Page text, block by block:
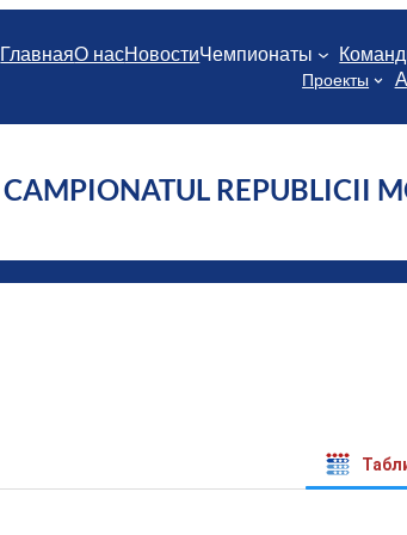
ГлавнаяО насНовостиЧемпионаты
Проекты
CAMPIONATUL REPUBLICII